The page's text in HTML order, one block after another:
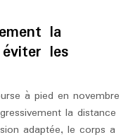
la
les
à pied en novembre
la distance
adaptée, le corps a